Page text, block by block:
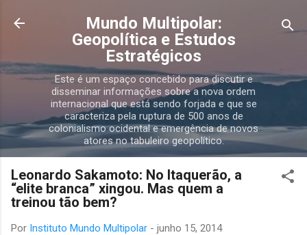
Pular para o conteúdo principal
Mundo Multipolar:
Geopolítica e Estudos
Estratégicos
Este é um espaço concebido para discutir e
disseminar informações sobre a nova ordem
internacional que está sendo forjada e que se
caracteriza pela ruptura de 500 anos de
colonialismo ocidental e emergência de novos
atores no tabuleiro geopolítico.
Leonardo Sakamoto: No Itaquerão, a
“elite branca” xingou. Mas quem a
treinou tão bem?
Por Instituto Mundo Multipolar - junho 15, 2014